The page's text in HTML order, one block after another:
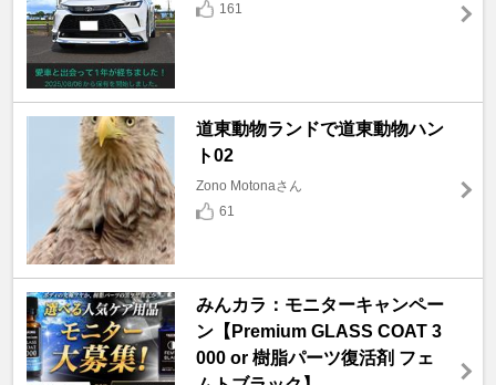
161
道東動物ランドで道東動物ハン
ト02
Zono Motonaさん
61
みんカラ：モニターキャンペー
ン【Premium GLASS COAT 3
000 or 樹脂パーツ復活剤 フェ